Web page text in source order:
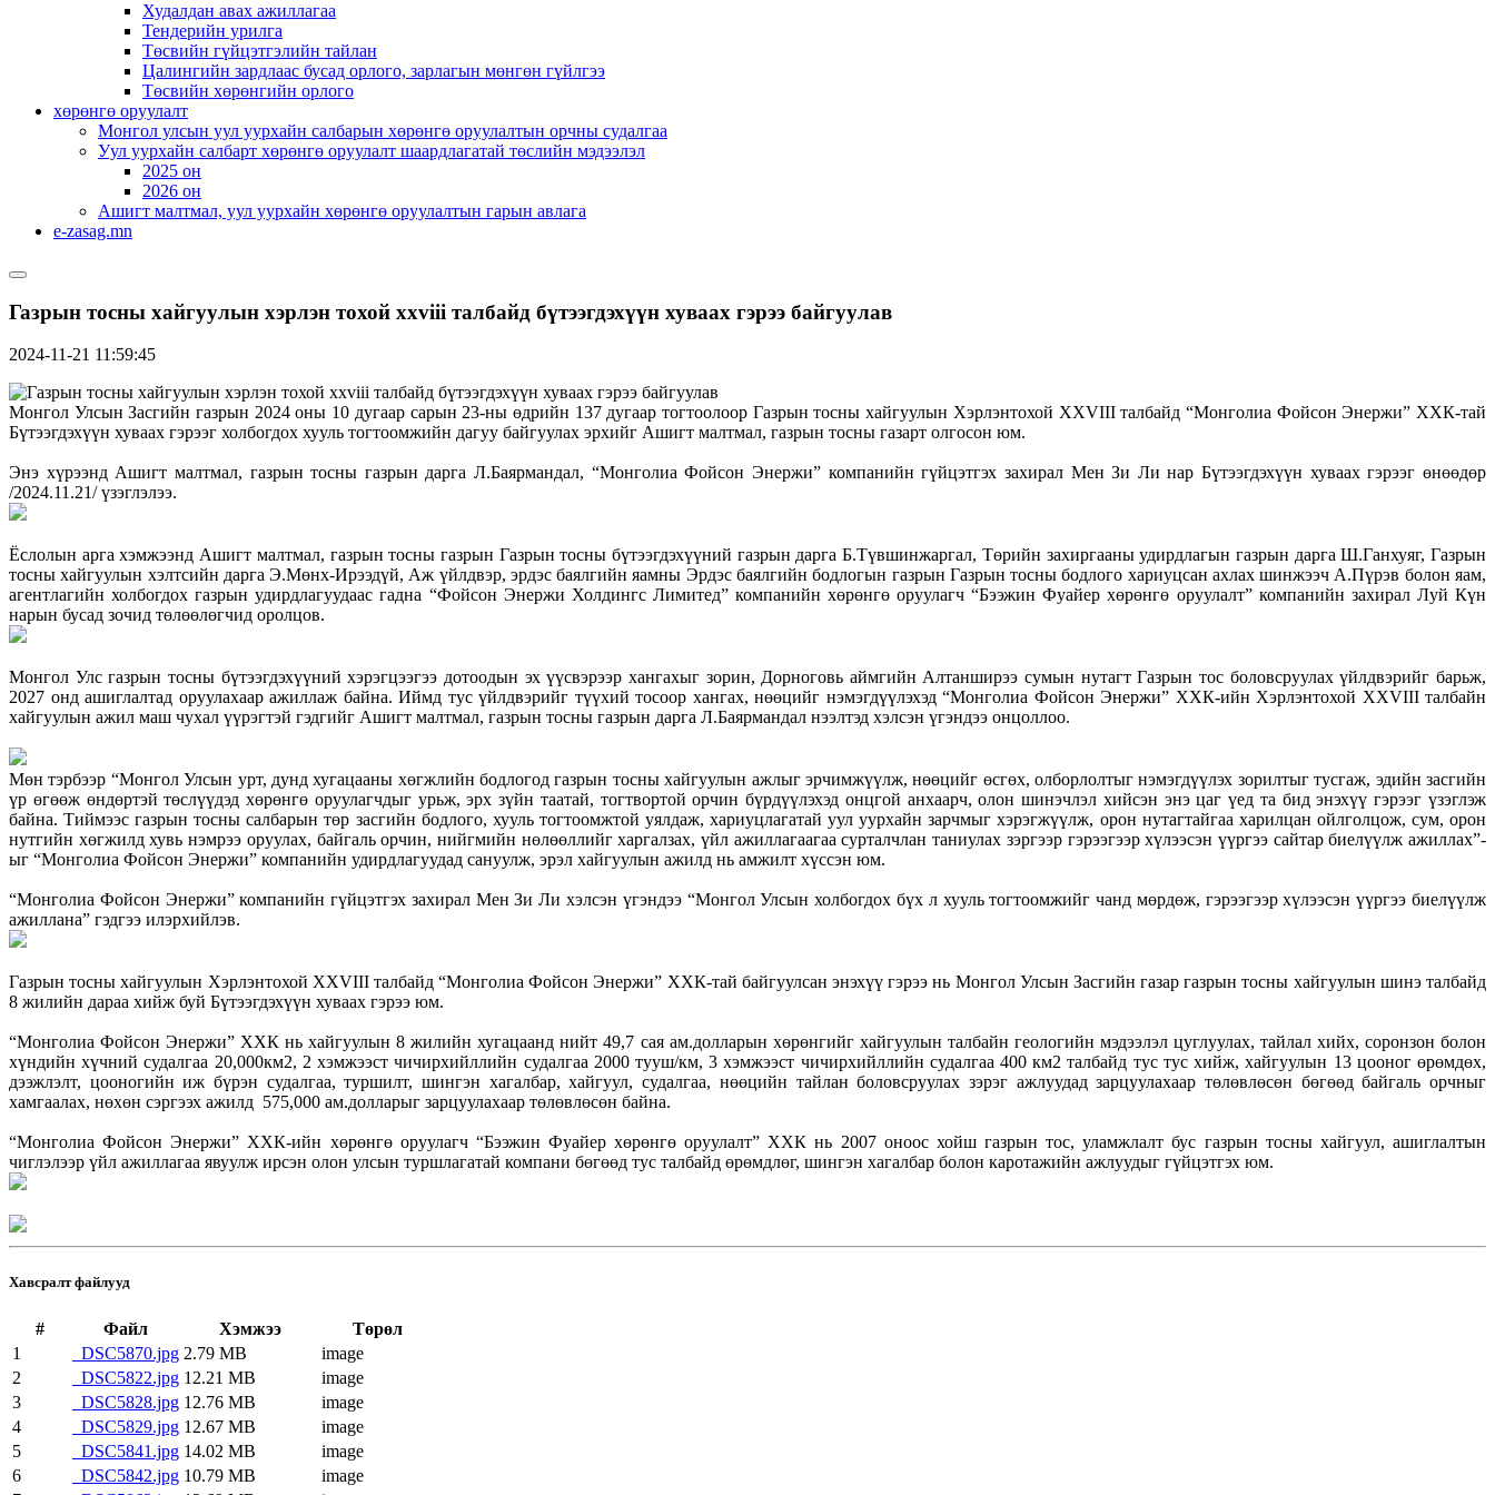
Худалдан авах ажиллагаа
Тендерийн урилга
Төсвийн гүйцэтгэлийн тайлан
Цалингийн зардлаас бусад орлого, зарлагын мөнгөн гүйлгээ
Төсвийн хөрөнгийн орлого
хөрөнгө оруулалт
Монгол улсын уул уурхайн салбарын хөрөнгө оруулалтын орчны судалгаа
Уул уурхайн салбарт хөрөнгө оруулалт шаардлагатай төслийн мэдээлэл
2025 он
2026 он
Ашигт малтмал, уул уурхайн хөрөнгө оруулалтын гарын авлага
e-zasag.mn
Газрын тосны хайгуулын хэрлэн тохой xxviii талбайд бүтээгдэхүүн хуваах гэрээ байгуулав
2024-11-21 11:59:45
Монгол Улсын Засгийн газрын 2024 оны 10 дугаар сарын 23-ны өдрийн 137 дугаар тогтоолоор Газрын тосны хайгуулын Хэрлэнтохой XXVIII талбайд “Монголиа Фойсон Энержи” ХХК-тай
Бүтээгдэхүүн хуваах гэрээг холбогдох хууль тогтоомжийн дагуу байгуулах эрхийг Ашигт малтмал, газрын тосны газарт олгосон юм.
Энэ хүрээнд Ашигт малтмал, газрын тосны газрын дарга Л.Баярмандал, “Монголиа Фойсон Энержи” компанийн гүйцэтгэх захирал Мен Зи Ли нар Бүтээгдэхүүн хуваах гэрээг өнөөдөр
/2024.11.21/ үзэглэлээ.
Ёслолын арга хэмжээнд Ашигт малтмал, газрын тосны газрын Газрын тосны бүтээгдэхүүний газрын дарга Б.Түвшинжаргал, Төрийн захиргааны удирдлагын газрын дарга Ш.Ганхуяг, Газрын
тосны хайгуулын хэлтсийн дарга Э.Мөнх-Ирээдүй, Аж үйлдвэр, эрдэс баялгийн яамны Эрдэс баялгийн бодлогын газрын Газрын тосны бодлого хариуцсан ахлах шинжээч А.Пүрэв болон яам,
агентлагийн холбогдох газрын удирдлагуудаас гадна “Фойсон Энержи Холдингс Лимитед” компанийн хөрөнгө оруулагч “Бээжин Фуайер хөрөнгө оруулалт” компанийн захирал Луй Күн
нарын бусад зочид төлөөлөгчид оролцов.
Монгол Улс газрын тосны бүтээгдэхүүний хэрэгцээгээ дотоодын эх үүсвэрээр хангахыг зорин, Дорноговь аймгийн Алтанширээ сумын нутагт Газрын тос боловсруулах үйлдвэрийг барьж,
2027 онд ашиглалтад оруулахаар ажиллаж байна. Иймд тус үйлдвэрийг түүхий тосоор хангах, нөөцийг нэмэгдүүлэхэд “Монголиа Фойсон Энержи” ХХК-ийн Хэрлэнтохой XXVIII талбайн
хайгуулын ажил маш чухал үүрэгтэй гэдгийг Ашигт малтмал, газрын тосны газрын дарга Л.Баярмандал нээлтэд хэлсэн үгэндээ онцоллоо.
Мөн тэрбээр “Монгол Улсын урт, дунд хугацааны хөгжлийн бодлогод газрын тосны хайгуулын ажлыг эрчимжүүлж, нөөцийг өсгөх, олборлолтыг нэмэгдүүлэх зорилтыг тусгаж, эдийн засгийн
үр өгөөж өндөртэй төслүүдэд хөрөнгө оруулагчдыг урьж, эрх зүйн таатай, тогтвортой орчин бүрдүүлэхэд онцгой анхаарч, олон шинэчлэл хийсэн энэ цаг үед та бид энэхүү гэрээг үзэглэж
байна. Тиймээс газрын тосны салбарын төр засгийн бодлого, хууль тогтоомжтой уялдаж, хариуцлагатай уул уурхайн зарчмыг хэрэгжүүлж, орон нутагтайгаа харилцан ойлголцож, сум, орон
нутгийн хөгжилд хувь нэмрээ оруулах, байгаль орчин, нийгмийн нөлөөллийг харгалзах, үйл ажиллагаагаа сурталчлан таниулах зэргээр гэрээгээр хүлээсэн үүргээ сайтар биелүүлж ажиллах”-
ыг “Монголиа Фойсон Энержи” компанийн удирдлагуудад сануулж, эрэл хайгуулын ажилд нь амжилт хүссэн юм.
“Монголиа Фойсон Энержи” компанийн гүйцэтгэх захирал Мен Зи Ли хэлсэн үгэндээ “Монгол Улсын холбогдох бүх л хууль тогтоомжийг чанд мөрдөж, гэрээгээр хүлээсэн үүргээ биелүүлж
ажиллана” гэдгээ илэрхийлэв.
Газрын тосны хайгуулын Хэрлэнтохой XXVIII талбайд “Монголиа Фойсон Энержи” ХХК-тай байгуулсан энэхүү гэрээ нь Монгол Улсын Засгийн газар газрын тосны хайгуулын шинэ талбайд
8 жилийн дараа хийж буй Бүтээгдэхүүн хуваах гэрээ юм.
“Монголиа Фойсон Энержи” ХХК нь хайгуулын 8 жилийн хугацаанд нийт 49,7 сая ам.долларын хөрөнгийг хайгуулын талбайн геологийн мэдээлэл цуглуулах, тайлал хийх, соронзон болон
хүндийн хүчний судалгаа 20,000км2, 2 хэмжээст чичирхийллийн судалгаа 2000 тууш/км, 3 хэмжээст чичирхийллийн судалгаа 400 км2 талбайд тус тус хийж, хайгуулын 13 цооног өрөмдөх,
дээжлэлт, цооногийн иж бүрэн судалгаа, туршилт, шингэн хагалбар, хайгуул, судалгаа, нөөцийн тайлан боловсруулах зэрэг ажлуудад зарцуулахаар төлөвлөсөн бөгөөд байгаль орчныг
хамгаалах, нөхөн сэргээх ажилд 575,000 ам.долларыг зарцуулахаар төлөвлөсөн байна.
“Монголиа Фойсон Энержи” ХХК-ийн хөрөнгө оруулагч “Бээжин Фуайер хөрөнгө оруулалт” ХХК нь 2007 оноос хойш газрын тос, уламжлалт бус газрын тосны хайгуул, ашиглалтын
чиглэлээр үйл ажиллагаа явуулж ирсэн олон улсын туршлагатай компани бөгөөд тус талбайд өрөмдлөг, шингэн хагалбар болон каротажийн ажлуудыг гүйцэтгэх юм.
Хавсралт файлууд
# Файл Хэмжээ
Төрөл
1
_DSC5870.jpg 2.79 MB
image
2
_DSC5822.jpg 12.21 MB
image
3
_DSC5828.jpg 12.76 MB
image
4
_DSC5829.jpg 12.67 MB
image
5
_DSC5841.jpg 14.02 MB
image
6
_DSC5842.jpg 10.79 MB
image